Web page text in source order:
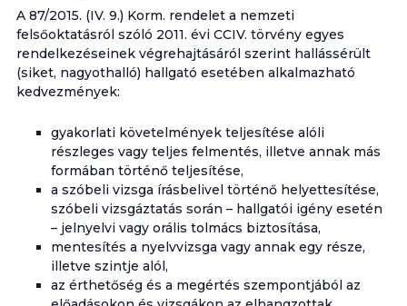
A 87/2015. (IV. 9.) Korm. rendelet a nemzeti
felsőoktatásról szóló 2011. évi CCIV. törvény egyes
rendelkezéseinek végrehajtásáról szerint hallássérült
(siket, nagyothalló) hallgató esetében alkalmazható
kedvezmények:
gyakorlati követelmények teljesítése alóli
részleges vagy teljes felmentés, illetve annak más
formában történő teljesítése,
a szóbeli vizsga írásbelivel történő helyettesítése,
szóbeli vizsgáztatás során – hallgatói igény esetén
– jelnyelvi vagy orális tolmács biztosítása,
mentesítés a nyelvvizsga vagy annak egy része,
illetve szintje alól,
az érthetőség és a megértés szempontjából az